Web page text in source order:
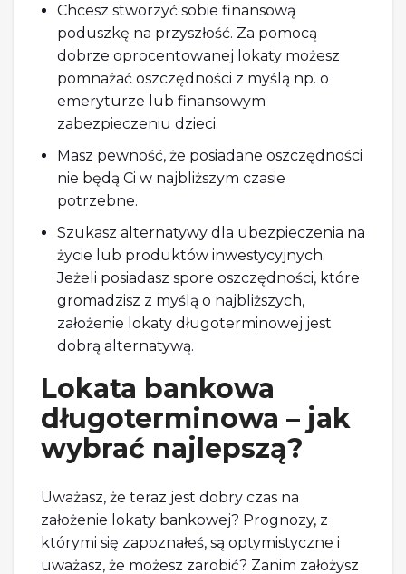
Chcesz stworzyć sobie finansową
poduszkę na przyszłość. Za pomocą
dobrze oprocentowanej lokaty możesz
pomnażać oszczędności z myślą np. o
emeryturze lub finansowym
zabezpieczeniu dzieci.
Masz pewność, że posiadane oszczędności
nie będą Ci w najbliższym czasie
potrzebne.
Szukasz alternatywy dla ubezpieczenia na
życie lub produktów inwestycyjnych.
Jeżeli posiadasz spore oszczędności, które
gromadzisz z myślą o najbliższych,
założenie lokaty długoterminowej jest
dobrą alternatywą.
Lokata bankowa
długoterminowa – jak
wybrać najlepszą?
Uważasz, że teraz jest dobry czas na
założenie lokaty bankowej? Prognozy, z
którymi się zapoznałeś, są optymistyczne i
uważasz, że możesz zarobić? Zanim założysz